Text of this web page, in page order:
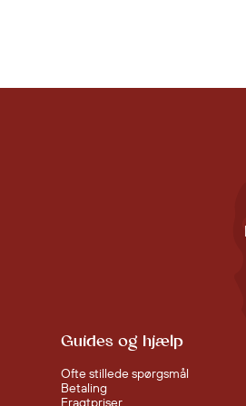
Guides og hjælp
Ofte stillede spørgsmål
Betaling